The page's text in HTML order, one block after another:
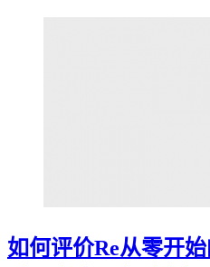
如何评价Re从零开